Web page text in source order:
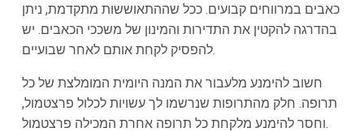
כאבים במרווחים קבועים. ככל שההתאוששות מתקדמת, ניתן
בהדרגה להקטין את התדירות והמינון של משככי הכאבים. יש
להפסיק לקחת אותם לאחר שבועיים.
חשוב להימנע מלעבור את המנה היומית המומלצת של כל
תרופה. חלק מהתרופות שנרשמו לך עשויות לכלול פרצטמול,
וחסר להימנע מלקחת כל תרופה אחרת המכילה פרצטמול.